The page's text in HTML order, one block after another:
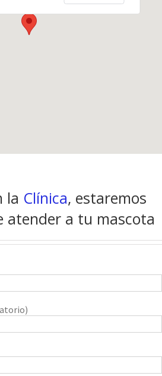
la Clínica, estaremos
atender a tu mascota